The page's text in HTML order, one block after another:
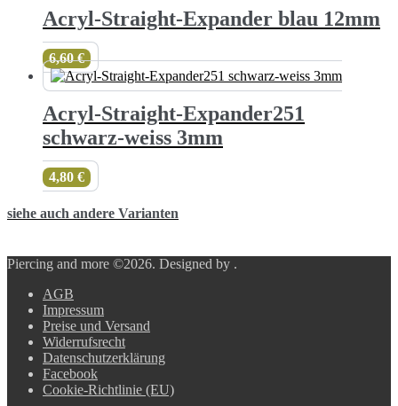
Acryl-Straight-Expander blau 12mm
6,60€
Acryl-Straight-Expander251
schwarz-weiss 3mm
4,80 €
siehe auch andere Varianten
Piercing and more ©2026. Designed by .
AGB
Impressum
Preise und Versand
Widerrufsrecht
Datenschutzerklärung
Facebook
Cookie-Richtlinie (EU)